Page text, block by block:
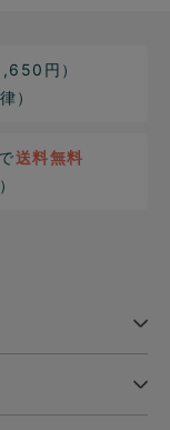
円）
）
送料無料